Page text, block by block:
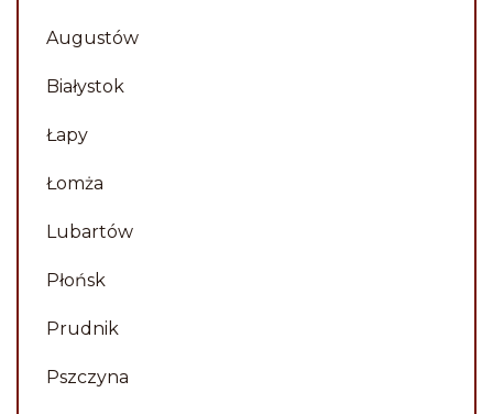
Piotr
Augustów
Białystok
Łapy
Łomża
Lubartów
Płońsk
Prudnik
Pszczyna